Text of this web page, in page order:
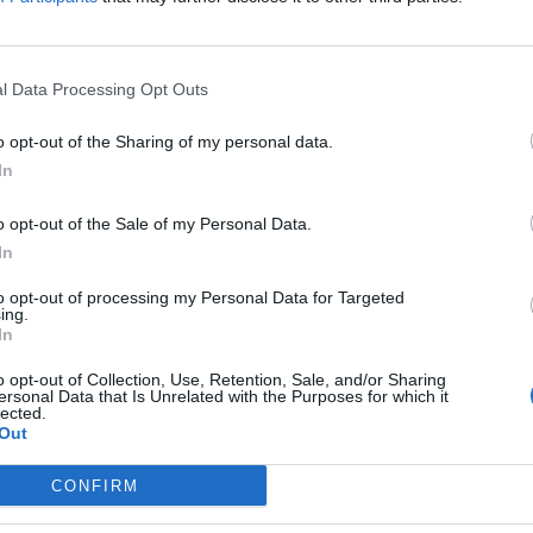
Data Processing Opt Outs
opt-out of the Sharing of my personal data.
opt-out of the Sale of my Personal Data.
opt-out of processing my Personal Data for Targeted
opt-out of Collection, Use, Retention, Sale, and/or Sharing
Data that Is Unrelated with the Purposes for which it
CONFIRM
αρχικά λεκτικά και στη συνέχεια
στην καταγγελία, σοβαρούς
υπάλληλος υπεξαίρεσε
και ζήτησε να επιστρέψει στην
της
της, υποστηρίζοντας πως την παρέσυρε στην
η συγκατηγορούμενη της Η υπόθεση
από έκτακτο έλεγχο που πραγματοποιήθηκε στα ταμεία
το 2011 και διαπιστώθηκε πως έλειπαν 579.888 ευρώ.
ταμίας μάλιστα φέρεται να εξέδωσε και βεβαιώσεις
χρηματοκιβώτιο υπήρχε το ποσό […]
- 11.15